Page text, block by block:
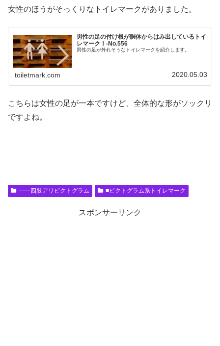
女性のほうがそっくりなトイレマークがありました。
男性の足の付け根が胴体からはみ出しているトイ
レマーク！‐No.556
男性の足が外れそうなトイレマークを紹介します。
toiletmark.com 2020.05.03
こちらは女性の足が一本ですけど、全体的な形がソックリ
ですよね。
――四肢アリピクトグラム ■ピクトグラム系トイレマーク
スポンサーリンク